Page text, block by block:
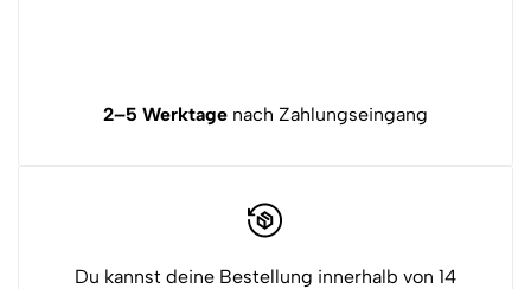
2–5 Werktage nach Zahlungseingang
Du kannst deine Bestellung innerhalb von 14